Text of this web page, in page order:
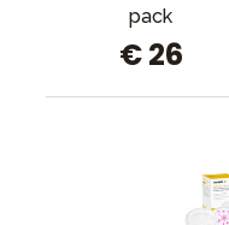
pack
€ 26